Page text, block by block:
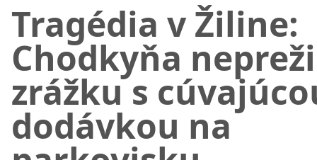
Tragédia v Žiline:
Chodkyňa
zrážku s
dodávkou na